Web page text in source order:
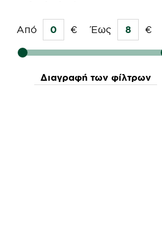
Από € Έως €
Διαγραφή των φίλτρων